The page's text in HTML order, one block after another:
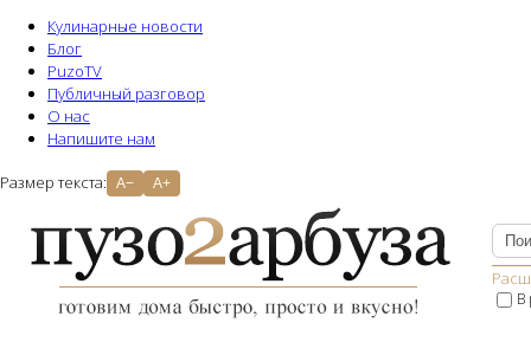
Кулинарные новости
Блог
PuzoTV
Публичный разговор
О нас
Напишите нам
Размер текста: A− A+
В